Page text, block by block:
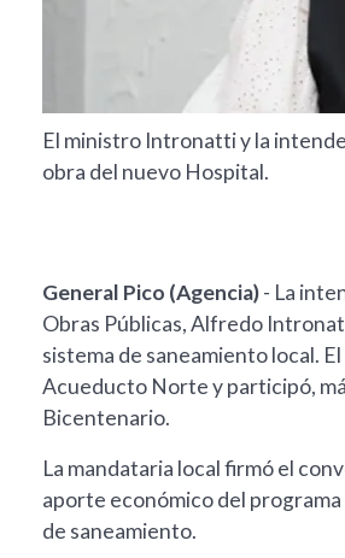
El ministro Intronatti y la
obra del nuevo Hospital.
General Pico (Agencia)- La
Obras Públicas, Alfredo
sistema de saneamiento local.
Acueducto Norte y participó,
Bicentenario.
La mandataria local firmó el
aporte económico del
de saneamiento.